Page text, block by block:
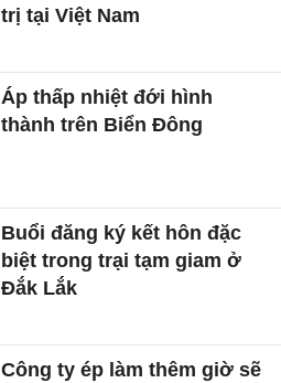
trị tại Việt Nam
Áp thấp nhiệt đới hình
thành trên Biển Đông
Buổi đăng ký kết hôn đặc
biệt trong trại tạm giam ở
Đắk Lắk
Công ty ép làm thêm giờ sẽ